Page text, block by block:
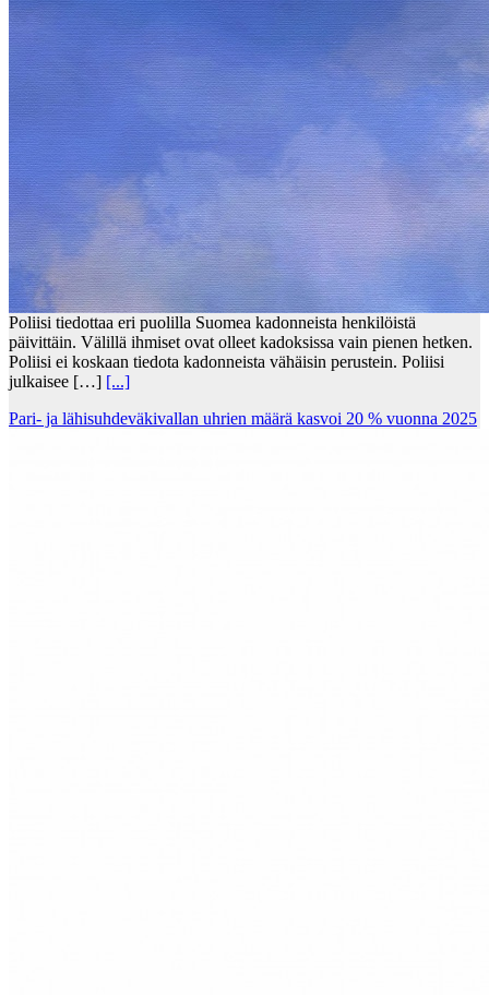
Poliisi tiedottaa eri puolilla Suomea kadonneista henkilöistä
päivittäin. Välillä ihmiset ovat olleet kadoksissa vain pienen hetken.
Poliisi ei koskaan tiedota kadonneista vähäisin perustein. Poliisi
julkaisee […] [...]
Pari- ja lähisuhdeväkivallan uhrien määrä kasvoi 20 % vuonna 2025